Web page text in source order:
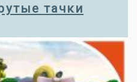
тачки